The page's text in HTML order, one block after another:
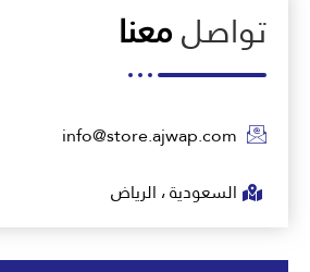
تواصلمعنا
info@store.ajwap.com
السعودية ، الرياض